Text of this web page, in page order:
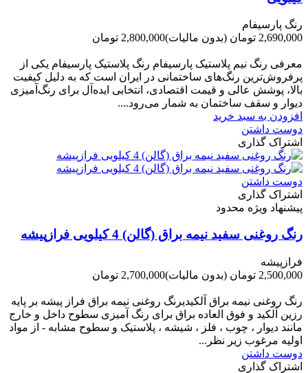
رنگ پارسیفام
2,690,000 تومان
(بدون مالیات)2,800,000 تومان
معرفی رنگ نیم پلاستیک پارسیفام رنگ پلاستیک پارسیفام یکی از
پرفروش‌ترین رنگ‌های ساختمانی در ایران است که به دلیل کیفیت
بالا، پوشش عالی و قیمت اقتصادی، انتخابی ایده‌آل برای رنگ‌آمیزی
دیوار و سقف ساختمان به شمار می‌رود....
افزودن به سبد خرید
دوست داشتن
اشتراک گذاری
دوست داشتن
اشتراک گذاری
پیشنهاد ویژه محدود
رنگ روغنی سفید نیمه براق (گالن) 4 کیلویی فرازپیشه
فرازپیشه
2,500,000 تومان
(بدون مالیات)2,700,000 تومان
رنگ روغنی نیمه براق آلکیدیرنگ روغنی نیمه براق فراز پیشه بر پایه
رزین آلکید و فوق العاده براق برای رنگ آمیزی سطوح داخل و خارج
مانند دیوار ، چوب ، فلز ، شیشه ، پلاستیک و سطوح مشابه - از مواد
اولیه مرغوب زیر نظر...
دوست داشتن
اشتراک گذاری